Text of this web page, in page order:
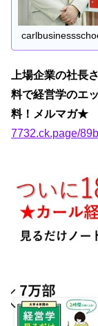
上場企業の社長
料で経営学のエ
料！メルマガ★
7732.ck.page/